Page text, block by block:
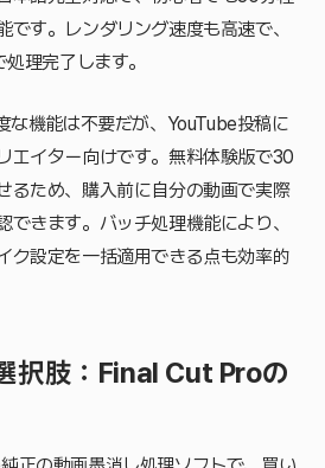
です。レンダリング速度も高速で、
理完了します。
な機能は不要だが、YouTube投稿に
エイター向けです。無料体験版で30
るため、購入前に自分の動画で実際
できます。バッチ処理機能により、
ク設定を一括適用できる点も効率的
択肢：Final Cut Proの